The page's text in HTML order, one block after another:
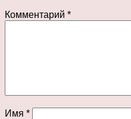
Комментарий *
Имя *